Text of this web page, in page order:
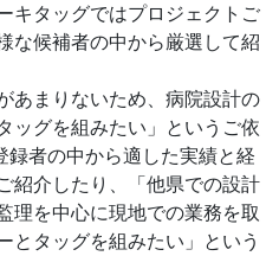
キタッグではプロジェクトご
な候補者の中から厳選して紹
あまりないため、病院設計の
ッグを組みたい」というご依
録者の中から適した実績と経
紹介したり、「他県での設計
理を中心に現地での業務を取
とタッグを組みたい」という